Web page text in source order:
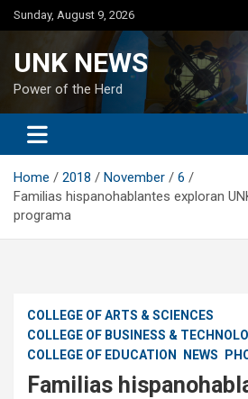
Skip
to
Sunday, August 9, 2026
UNK NEWS
Power of the Herd
Home 2018 November
6
Familias hispanohablantes exploran
programa
COLLEGE OF ARTS & SCIENCES
COLLEGE OF BUSINESS &
COLLEGE OF EDUCATION
NEWS
Familias